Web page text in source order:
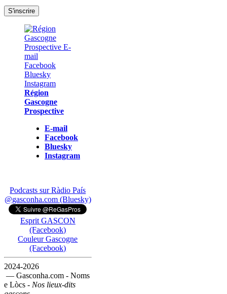
Région
Gascogne
Prospective
E-mail
Facebook
Bluesky
Instagram
Podcasts sur Ràdio País
@gasconha.com (Bluesky)
Esprit GASCON
(Facebook)
Couleur Gascogne
(Facebook)
2024-2026
— Gasconha.com - Noms
e Lòcs - Nos lieux-dits